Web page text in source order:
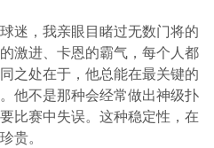
迷，我亲眼目睹过无数门将的
激进、卡恩的霸气，每个人都
之处在于，他总能在最关键的
他不是那种会经常做出神级扑
比赛中失误。这种稳定性，在
贵。